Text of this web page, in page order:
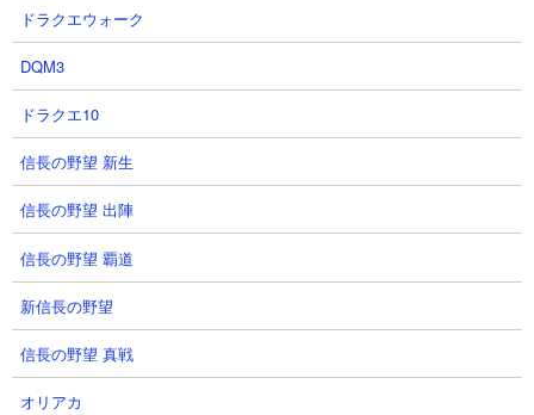
ドラクエウォーク
DQM3
ドラクエ10
信長の野望 新生
信長の野望 出陣
信長の野望 覇道
新信長の野望
信長の野望 真戦
オリアカ